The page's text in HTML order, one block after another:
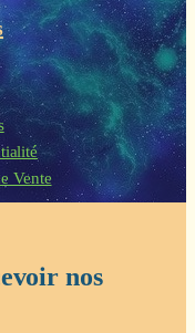
Vente
nos